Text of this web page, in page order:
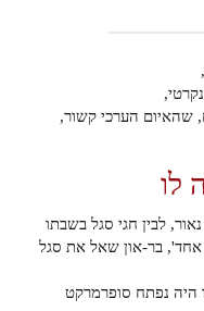
שהאיום הערכי קשור,
לו
לבין חגי סגל בשבתו
אחד', בר-און שאל את סגל
היה נפתח סופרמרקט